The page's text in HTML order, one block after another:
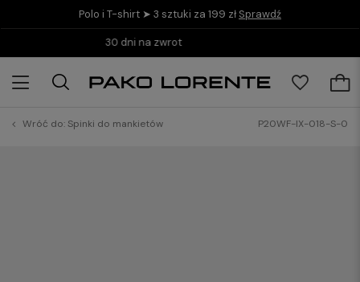
Polo i T-shirt ➤ 3 sztuki za 199 zł Sprawdź
Kup teraz i zapłać do 30 dni z PayPo
Wróć do:Spinki do mankietów P20WF-IX-018-S-0